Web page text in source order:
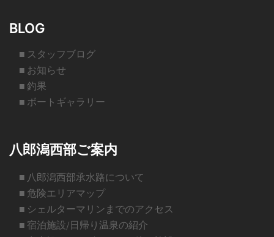
BLOG
■ スタッフブログ
■ お知らせ
■ 釣果
■ ボートギャラリー
八郎潟西部ご案内
■ 八郎潟西部承水路について
■ 危険エリアマップ
■ シェルターマリンまでのアクセス
■ 宿泊施設/日帰り温泉の紹介